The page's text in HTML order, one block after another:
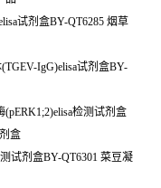
试剂盒BY-QT6285 烟草
IgG)elisa试剂盒BY-
检测试剂盒
盒
试剂盒BY-QT6301 菜豆凝